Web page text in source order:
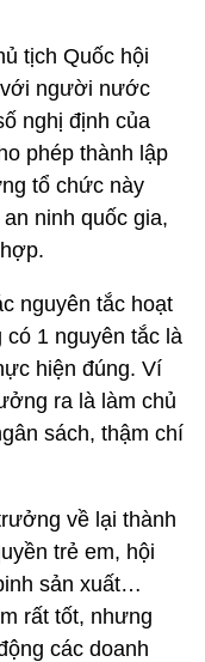
tịch Quốc hội
với người nước
nghị định của
phép thành lập
tổ chức này
ninh quốc gia,
nguyên tắc hoạt
1 nguyên tắc là
hiện đúng. Ví
ra là làm chủ
sách, thậm chí
về lại thành
trẻ em, hội
sản xuất…
rất tốt, nhưng
các doanh